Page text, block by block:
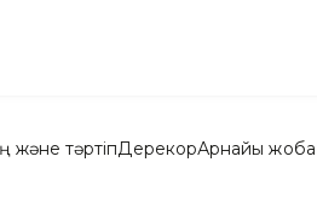
және тәртіпДерекқорАрнайы жоба